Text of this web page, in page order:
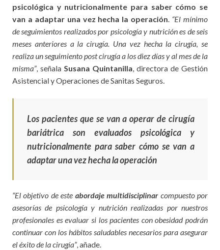
psicológica y nutricionalmente para saber cómo se
van a adaptar una vez hecha la operación. “El mínimo
de seguimientos realizados por psicología y nutrición es de seis
meses anteriores a la cirugía. Una vez hecha la cirugía, se
realiza un seguimiento post cirugía a los diez días y al mes de la
misma”, señala Susana Quintanilla, directora de Gestión
Asistencial y Operaciones de Sanitas Seguros.
Los pacientes que se van a operar de cirugía
bariátrica son evaluados psicológica y
nutricionalmente para saber cómo se van a
adaptar una vez hecha la operación
“El objetivo de este abordaje multidisciplinar compuesto por
asesorías de psicología y nutrición realizadas por nuestros
profesionales es evaluar si los pacientes con obesidad podrán
continuar con los hábitos saludables necesarios para asegurar
el éxito de la cirugía”, añade.